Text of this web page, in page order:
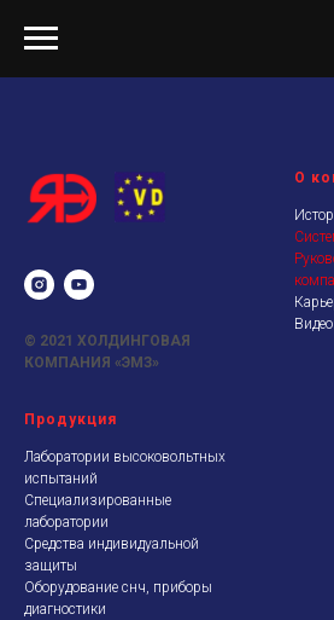
© 2021 ХОЛДИНГОВАЯ
КОМПАНИЯ «ЭМЗ»
О
Продукция
Лаборатории высоковольтных
испытаний
Специализированные
лаборатории
Средства индивидуальной
защиты
Оборудование снч, приборы
диагностики